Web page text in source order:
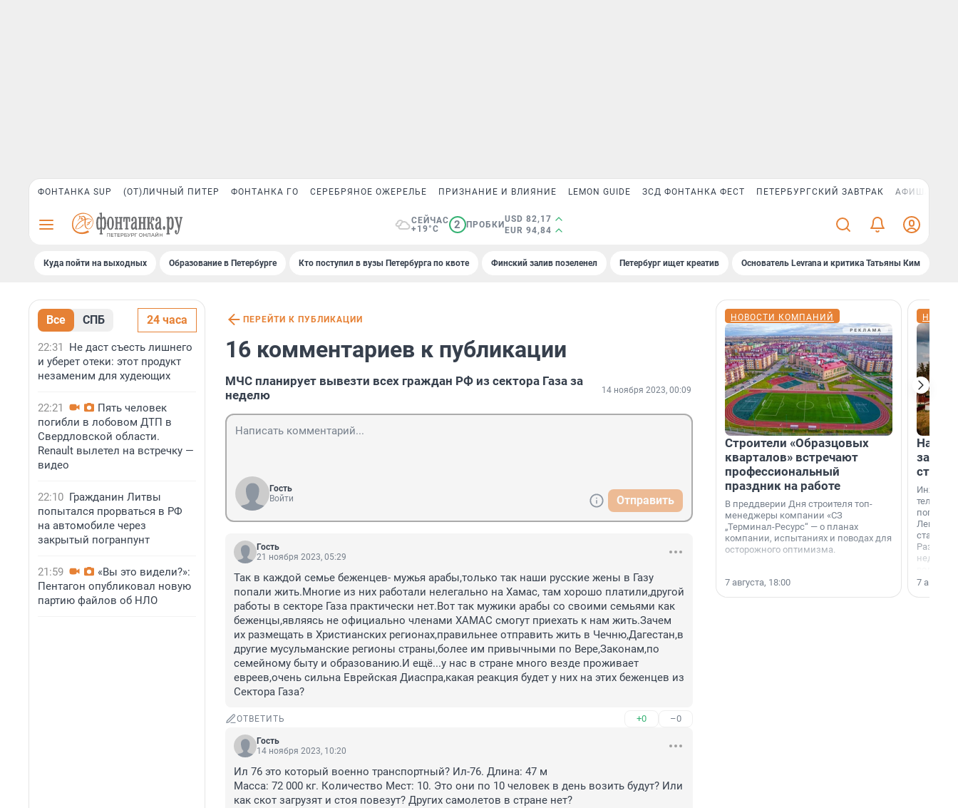
ФОНТАНКА SUP (ОТ)ЛИЧНЫЙ ПИТЕР ФОНТАНКА ГО СЕРЕБРЯНОЕ ОЖЕРЕЛЬЕ ПРИЗНАНИЕ И ВЛИЯНИЕ LEMON GUIDE ЗСД ФОНТАНКА ФЕСТ ПЕТЕРБУРГСКИЙ ЗАВТРАК АФИША PLUS
СЕЙЧАС
+19°C
2 ПРОБКИ
USD 82,17
EUR 94,84
Куда пойти на выходных Образование в Петербурге Кто поступил в вузы Петербурга по квоте Финский залив позеленел Петербург ищет креатив Основатель Levrana и критика Татьяны Ким
Все СПБ 24 часа
22:31
Не даст съесть лишнего
и уберет отеки: этот продукт
незаменим для худеющих
22:21
Пять человек
погибли в лобовом ДТП в
Свердловской области.
Renault вылетел на встречку —
видео
22:10 Гражданин Литвы
попытался прорваться в РФ
на автомобиле через
закрытый погранпунт
21:59
«Вы это видели?»:
Пентагон опубликовал новую
партию файлов об НЛО
ПЕРЕЙТИ К ПУБЛИКАЦИИ
16 комментариев к публикации
МЧС планирует вывезти всех граждан РФ из сектора Газа за
неделю
14 ноября 2023, 00:09
Гость
Войти
Отправить
Гость
21 ноября 2023, 05:29
Так в каждой семье беженцев- мужья арабы,только так наши русские жены в Газу
попали жить.Многие из них работали нелегально на Хамас, там хорошо платили,другой
работы в секторе Газа практически нет.Вот так мужики арабы со своими семьями как
беженцы,являясь не официально членами ХАМАС смогут приехать к нам жить.Зачем
их размещать в Христианских регионах,правильнее отправить жить в Чечню,Дагестан,в
другие мусульманские регионы страны,более им привычными по Вере,Законам,по
семейному быту и образованию.И ещё...у нас в стране много везде проживает
евреев,очень сильна Еврейская Диаспра,какая реакция будет у них на этих беженцев из
Сектора Газа?
ОТВЕТИТЬ +0 –0
Гость
14 ноября 2023, 10:20
Ил 76 это который военно транспортный? Ил-76. Длина: 47 м
Масса: 72 000 кг. Количество Мест: 10. Это они по 10 человек в день возить будут? Или
как скот загрузят и стоя повезут? Других самолетов в стране нет?
НОВОСТИ КОМПАНИЙ
Строители «Образцовых
кварталов» встречают
профессиональный
праздник на работе
В преддверии Дня строителя топ-
менеджеры компании «СЗ
„Терминал-Ресурс“ — о планах
компании, испытаниях и поводах для
осторожного оптимизма.
7 августа, 18:00
На
станции
7